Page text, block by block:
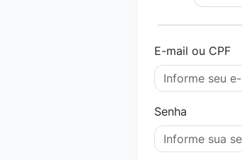
E-mail ou CPF
Senha